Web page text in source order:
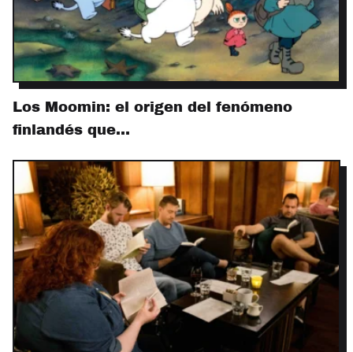
Los Moomin: el origen del fenómeno
finlandés que…